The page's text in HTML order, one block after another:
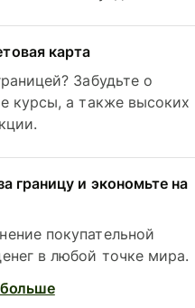
карта
Забудьте о
курсы, а также высоких
границу и экономьте на
покупательной
в любой точке мира.